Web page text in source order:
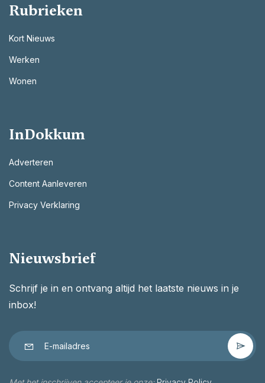
Rubrieken
Kort Nieuws
Werken
Wonen
InDokkum
Adverteren
Content Aanleveren
Privacy Verklaring
Nieuwsbrief
Schrijf je in en ontvang altijd het laatste nieuws in je
inbox!